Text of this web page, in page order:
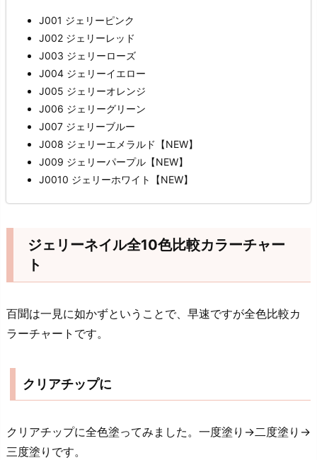
J001 ジェリーピンク
J002 ジェリーレッド
J003 ジェリーローズ
J004 ジェリーイエロー
J005 ジェリーオレンジ
J006 ジェリーグリーン
J007 ジェリーブルー
J008 ジェリーエメラルド【NEW】
J009 ジェリーパープル【NEW】
J0010 ジェリーホワイト【NEW】
ジェリーネイル全10色比較カラーチャー
ト
百聞は一見に如かずということで、早速ですが全色比較カ
ラーチャートです。
クリアチップに
クリアチップに全色塗ってみました。一度塗り→二度塗り→
三度塗りです。